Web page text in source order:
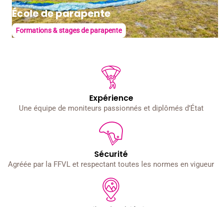
École de parapente
Formations & stages de parapente
Expérience
Une équipe de moniteurs passionnés et diplômés d’État
Sécurité
Agréée par la FFVL et respectant toutes les normes en vigueur